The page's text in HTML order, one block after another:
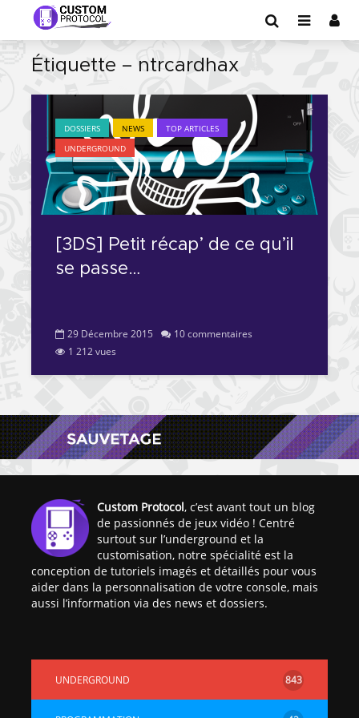
Étiquette – ntrcardhax
DOSSIERS NEWS
TOP ARTICLES
UNDERGROUND
[3DS] Petit récap’ de ce qu’il
se passe…
29 Décembre 2015
10 commentaires
1 212 vues
Custom Protocol, c’est avant tout un blog
de passionnés de jeux vidéo ! Centré
surtout sur l’underground et la
customisation, notre spécialité est la
conception de tutoriels imagés et détaillés pour vous
aider dans la personnalisation de votre console, mais
aussi l’information via des news et dossiers.
UNDERGROUND 843